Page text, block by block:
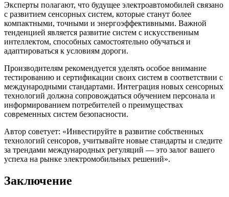
Эксперты полагают, что будущее электроавтомобилей связано
с развитием сенсорных систем, которые станут более
компактными, точными и энергоэффективными. Важной
тенденцией является развитие систем с искусственным
интеллектом, способных самостоятельно обучаться и
адаптироваться к условиям дороги.
Производителям рекомендуется уделять особое внимание
тестированию и сертификации своих систем в соответствии с
международными стандартами. Интеграция новых сенсорных
технологий должна сопровождаться обучением персонала и
информированием потребителей о преимуществах
современных систем безопасности.
Автор советует: «Инвестируйте в развитие собственных
технологий сенсоров, учитывайте новые стандарты и следите
за трендами международных регуляций — это залог вашего
успеха на рынке электромобильных решений».
Заключение